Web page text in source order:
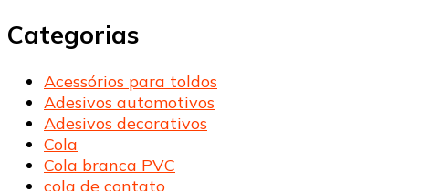
Categorias
Acessórios para toldos
Adesivos automotivos
Adesivos decorativos
Cola
Cola branca PVC
cola de contato